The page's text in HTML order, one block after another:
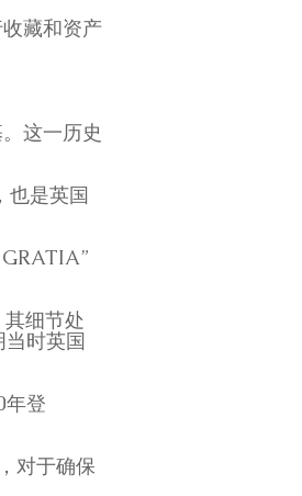
藏和资产
这一历史
也是英国
细节处
当时英国
年登
对于确保